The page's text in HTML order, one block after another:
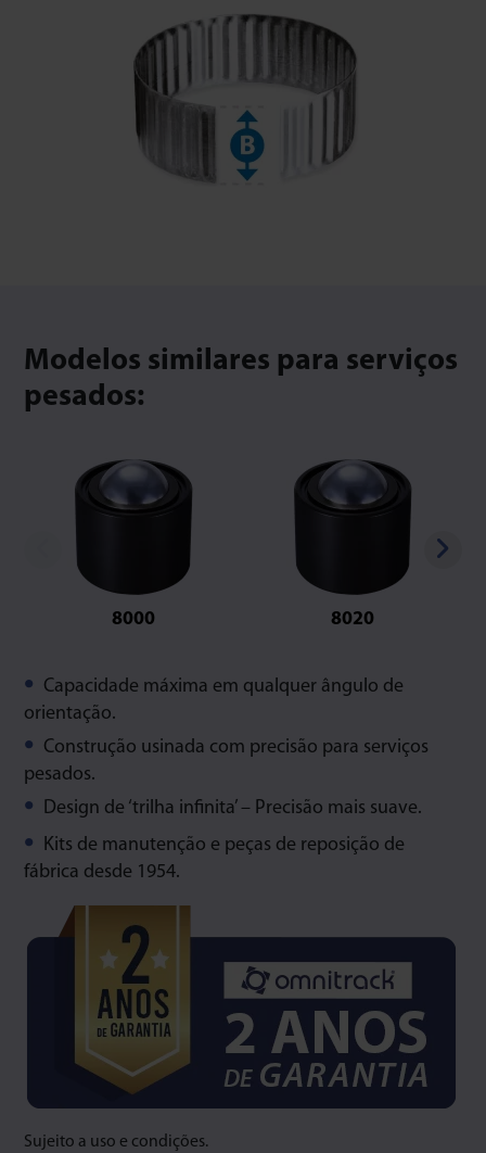
Modelos similares para serviços
pesados:
8000 8020
Capacidade máxima em qualquer ângulo de
orientação.
Construção usinada com precisão para serviços
pesados.
Design de ‘trilha infinita’ – Precisão mais suave.
Kits de manutenção e peças de reposição de
fábrica desde 1954.
Sujeito a uso e condições.